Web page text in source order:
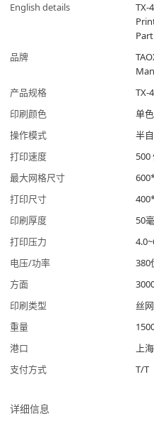
English details
TX-
Part
品牌
产品规格
TX-
印刷颜色
单色
操作模式
半
打印速度
500
最大网格尺寸
打印尺寸
印刷厚度
50
打印压力
电压/功率
380
方面
印刷类型
丝
重量
港口
上
支付方式
T/T
详细信息